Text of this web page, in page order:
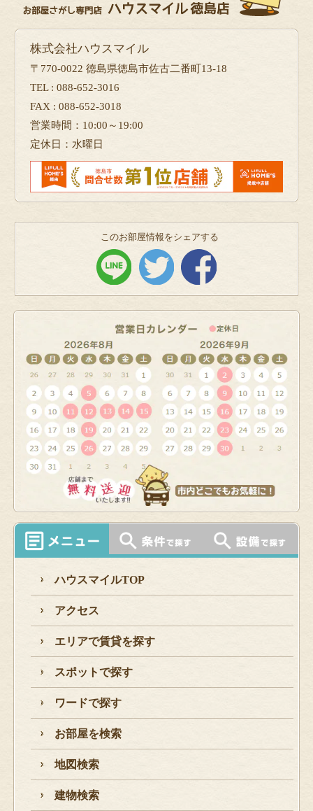
株式会社ハウスマイル
〒770-0022 徳島県徳島市佐古二番町13-18
TEL : 088-652-3016
FAX : 088-652-3018
営業時間：10:00～19:00
定休日：水曜日
このお部屋情報をシェアする
ハウスマイルTOP
アクセス
エリアで賃貸を探す
スポットで探す
ワードで探す
お部屋を検索
地図検索
建物検索